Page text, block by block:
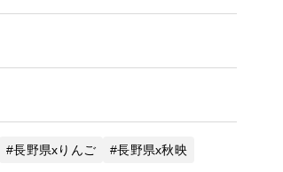
長野県xりんご 長野県x秋映